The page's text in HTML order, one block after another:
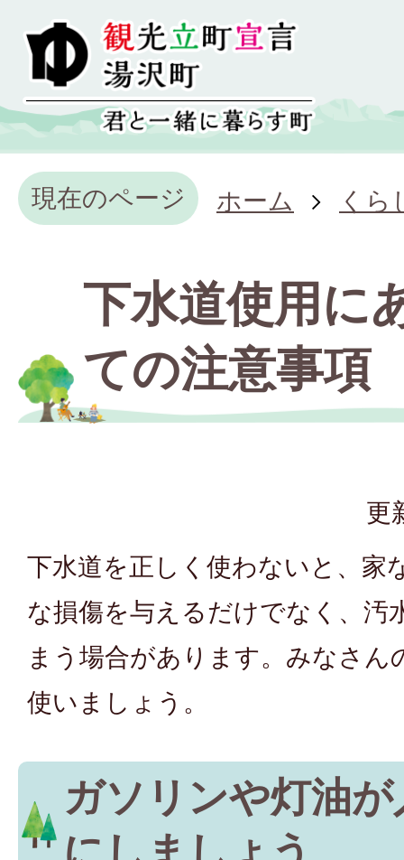
現在のページ ホーム くら
下水道使用に
ての注意事項
更
下水道を正しく使わないと、家
な損傷を与えるだけでなく、汚
まう場合があります。みなさん
使いましょう。
ガソリンや灯油